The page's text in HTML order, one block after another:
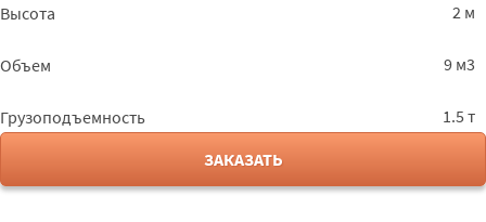
Высота 2 м
Объем 9 м3
Грузоподъемность
1.5 т
ЗАКАЗАТЬ